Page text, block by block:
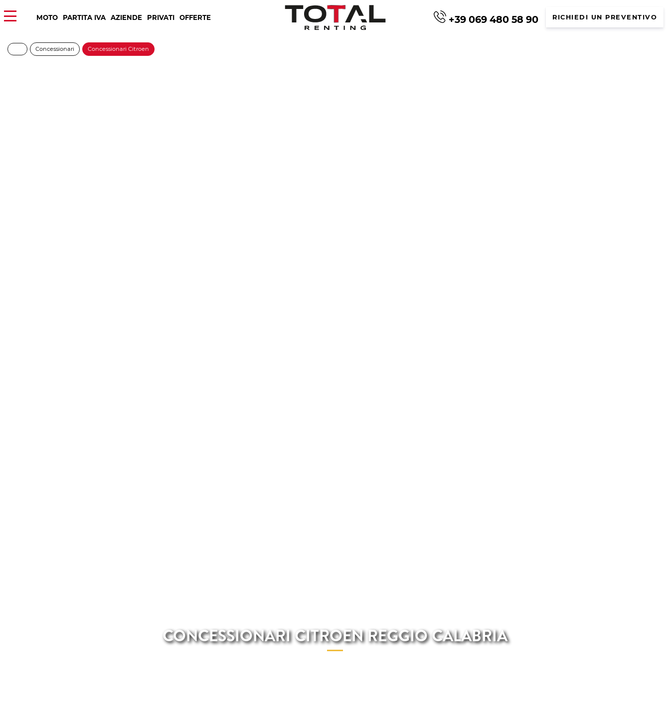
MOTO PARTITA IVA AZIENDE PRIVATI OFFERTE +39 069 480 58 90 RICHIEDI UN PREVENTIVO
Concessionari Concessionari Citroen
CONCESSIONARI CITROEN REGGIO CALABRIA